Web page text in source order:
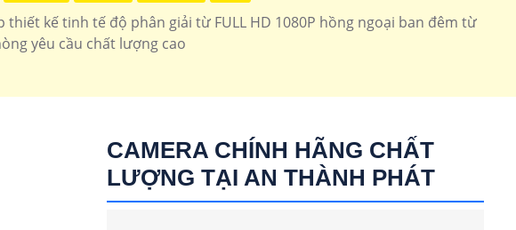
kế tinh tế độ phân giải từ FULL HD 1080P hồng ngoại ban đêm từ
yêu cầu chất lượng cao
CAMERA CHÍNH HÃNG CHẤT
LƯỢNG TẠI AN THÀNH PHÁT